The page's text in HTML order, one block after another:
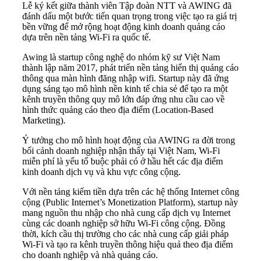
Lễ ký kết giữa thành viên Tập đoàn NTT và AWING đã
đánh dấu một bước tiến quan trọng trong việc tạo ra giá trị
bền vững để mở rộng hoạt động kinh doanh quảng cáo
dựa trên nền tảng Wi-Fi ra quốc tế.
Awing là startup công nghệ do nhóm kỹ sư Việt Nam
thành lập năm 2017, phát triển nền tảng hiển thị quảng cáo
thông qua màn hình đăng nhập wifi. Startup này đã ứng
dụng sáng tạo mô hình nền kinh tế chia sẻ để tạo ra một
kênh truyền thông quy mô lớn đáp ứng nhu cầu cao về
hình thức quảng cáo theo địa điểm (Location-Based
Marketing).
Ý tưởng cho mô hình hoạt động của AWING ra đời trong
bối cảnh doanh nghiệp nhận thấy tại Việt Nam, Wi-Fi
miễn phí là yếu tố buộc phải có ở hầu hết các địa điểm
kinh doanh dịch vụ và khu vực công cộng.
Với nền tảng kiếm tiền dựa trên các hệ thống Internet công
cộng (Public Internet’s Monetization Platform), startup này
mang nguồn thu nhập cho nhà cung cấp dịch vụ Internet
cùng các doanh nghiệp sở hữu Wi-Fi công cộng. Đồng
thời, kích cầu thị trường cho các nhà cung cấp giải pháp
Wi-Fi và tạo ra kênh truyền thông hiệu quả theo địa điểm
cho doanh nghiệp và nhà quảng cáo.